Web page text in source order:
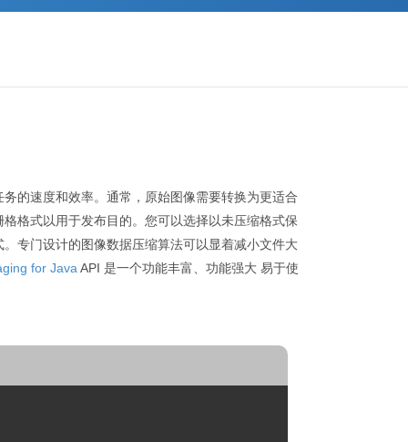
的速度和效率。通常，原始图像需要转换为更适合
格式以用于发布目的。您可以选择以未压缩格式保
专门设计的图像数据压缩算法可以显着减小文件大
for Java API 是一个功能丰富、功能强大 易于使